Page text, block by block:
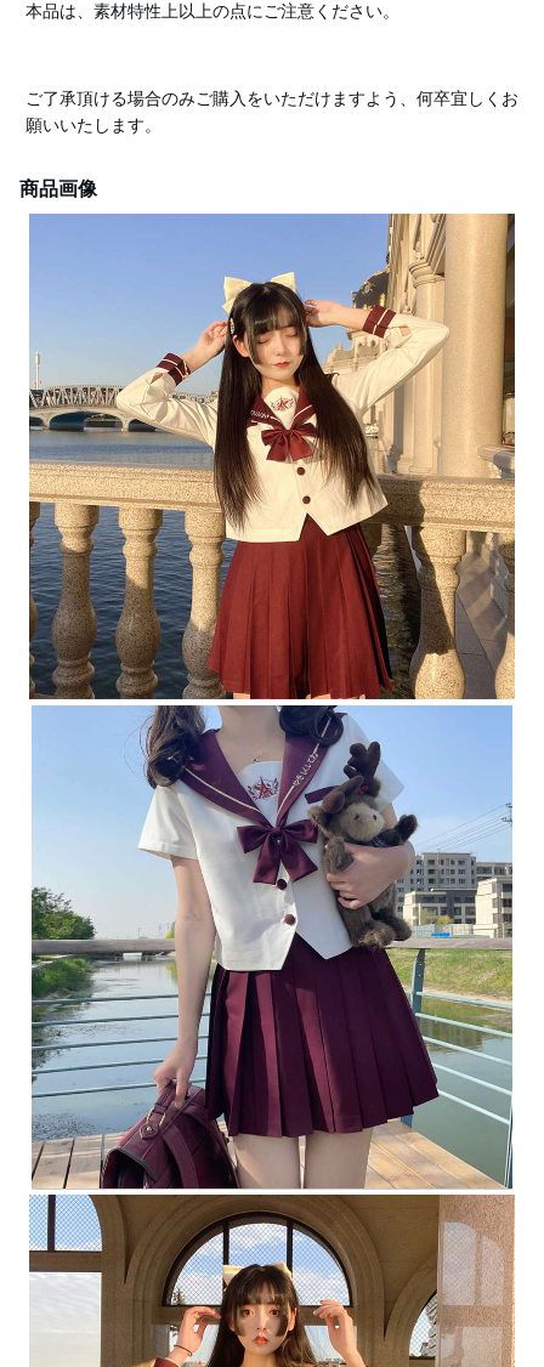
本品は、素材特性上以上の点にご注意ください。
ご了承頂ける場合のみご購入をいただけますよう、何卒宜しくお
願いいたします。
商品画像